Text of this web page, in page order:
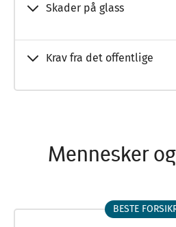
Skader på glass
Krav fra det offentlige
Mennesker
BESTE